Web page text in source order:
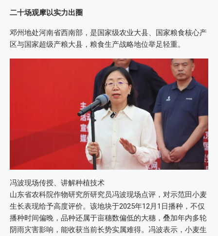
二十场观摩以实力出圈
邓州地处河南省西南部，是国家级农业大县、国家粮食核心产
区与国家超级产粮大县，粮食生产战略地位举足轻重。
冯波现场传授、讲解种植技术
山东省农科院作物研究所研究员冯波现场点评，对示范田小麦
生长表现给予高度评价。该地块于2025年12月1日播种，不仅
播种时间偏晚，品种还属于亩穗数偏低的大穗，叠加年内多轮
阴雨灾害影响，能收获当前长势实属难得。冯波表示，小麦生